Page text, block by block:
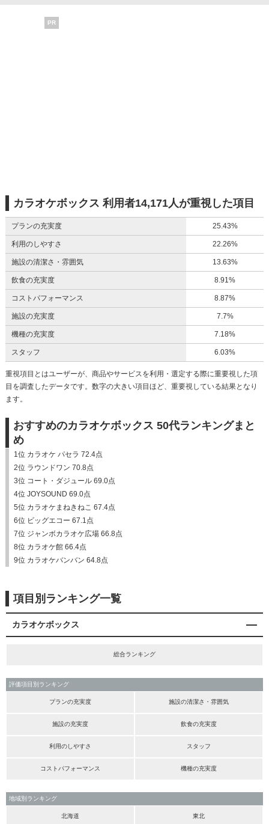
PR
カラオケボックス 利用者14,171人が重視した項目
プランの充実度 25.43%
利用のしやすさ 22.26%
施設の清潔さ・雰囲気 13.63%
飲食の充実度 8.91%
コストパフォーマンス 8.87%
施設の充実度 7.7%
機種の充実度 7.18%
スタッフ 6.03%
重視項目とはユーザーが、商品やサービスを利用・選定する際に重要視した項
目を調査したデータです。数字の大きい項目ほど、重要視している結果となり
ます。
おすすめのカラオケボックス 50代ランキングまと
め
1位 カラオケ パセラ 72.4点
2位 ラウンドワン 70.8点
3位 コート・ダジュール 69.0点
4位 JOYSOUND 69.0点
5位 カラオケまねきねこ 67.4点
6位 ビッグエコー 67.1点
7位 ジャンボカラオケ広場 66.8点
8位 カラオケ館 66.4点
9位 カラオケバンバン 64.8点
項目別ランキング一覧
カラオケボックス
総合ランキング
評価項目別ランキング
プランの充実度 施設の清潔さ・雰囲気
施設の充実度 飲食の充実度
利用のしやすさ スタッフ
コストパフォーマンス 機種の充実度
地域別ランキング
北海道 東北